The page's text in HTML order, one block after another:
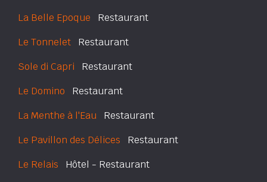
La Belle Epoque Restaurant
Le Tonnelet Restaurant
Sole di Capri Restaurant
Le Domino Restaurant
La Menthe à l'Eau Restaurant
Le Pavillon des Délices Restaurant
Le Relais Hôtel - Restaurant